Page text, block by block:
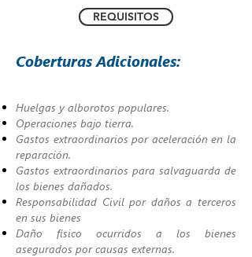
REQUISITOS
Coberturas Adicionales:
Huelgas y alborotos populares.
Operaciones bajo tierra.
Gastos extraordinarios por aceleración en la
reparación.
Gastos extraordinarios para salvaguarda de
los bienes dañados.
Responsabilidad Civil por daños a terceros
en sus bienes
Daño físico ocurridos a los bienes
asegurados por causas externas.